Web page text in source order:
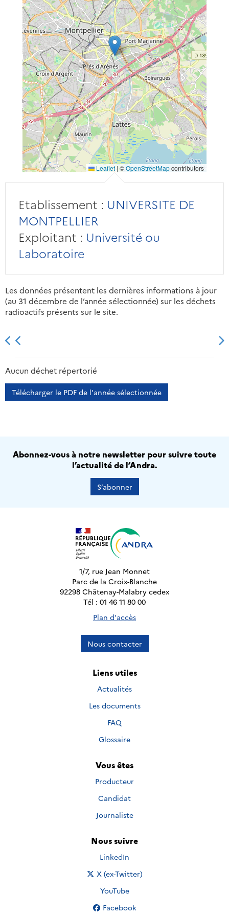
Leaflet|©OpenStreetMapcontributors
Etablissement : UNIVERSITE DE
MONTPELLIER
Exploitant : Université ou
Laboratoire
Les données présentent les dernières informations à jour
(au 31 décembre de l’année sélectionnée) sur les déchets
radioactifs présents sur le site.
2013 2014
Aucun déchet répertorié
Télécharger le PDF de l'année sélectionnée
Abonnez-vous à notre newsletter pour suivre toute
l’actualité de l’Andra.
S’abonner
1/7, rue Jean Monnet
Parc de la Croix-Blanche
92298 Châtenay-Malabry cedex
Tél : 01 46 11 80 00
Plan d'accès
Nous contacter
Liens utiles
Actualités
Les documents
FAQ
Glossaire
Vous êtes
Producteur
Candidat
Journaliste
Nous suivre
Nous suivre sur
LinkedIn
Nous suivre sur
X (ex-Twitter)
Nous suivre sur
YouTube
Nous suivre sur
Facebook